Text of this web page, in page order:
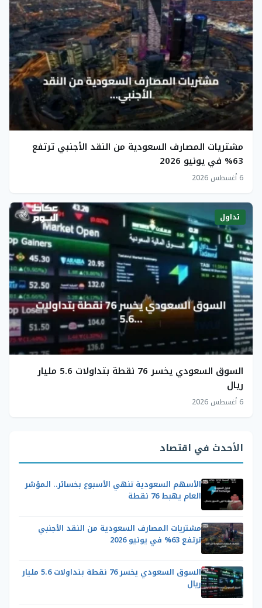
مشتريات المصارف السعودية من النقد الأجنبي ترتفع
63% في يونيو 2026
6 أغسطس 2026
تداول
السوق السعودي يخسر 76 نقطة بتداولات 5.6 مليار
ريال
6 أغسطس 2026
الأحدث في اقتصاد
الأسهم السعودية تنهي الأسبوع بخسائر.. المؤشر
العام يهبط 76 نقطة
مشتريات المصارف السعودية من النقد الأجنبي
ترتفع 63% في يونيو 2026
السوق السعودي يخسر 76 نقطة بتداولات 5.6 مليار
ريال